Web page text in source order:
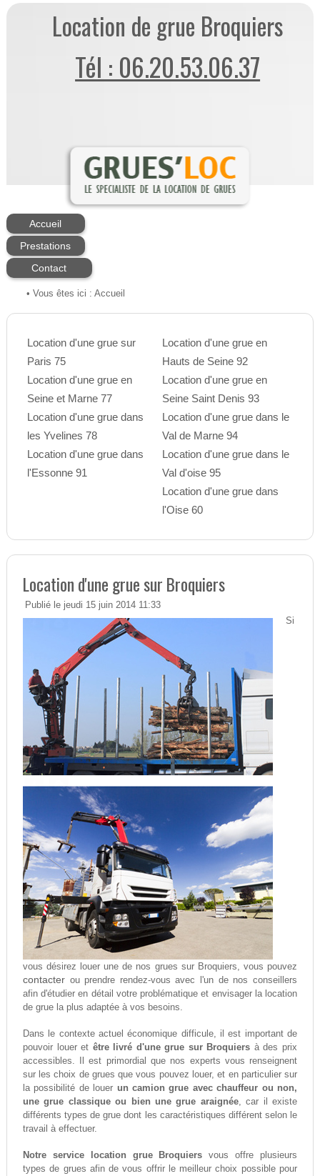
Location de grue Broquiers
Tél : 06.20.53.06.37
Accueil
Prestations
Contact
• Vous êtes ici : Accueil
Location d'une grue sur
Paris 75
Location d'une grue en
Seine et Marne 77
Location d'une grue dans
les Yvelines 78
Location d'une grue dans
l'Essonne 91
Location d'une grue en
Hauts de Seine 92
Location d'une grue en
Seine Saint Denis 93
Location d'une grue dans le
Val de Marne 94
Location d'une grue dans le
Val d'oise 95
Location d'une grue dans
l'Oise 60
Location d'une grue sur Broquiers
Publié le jeudi 15 juin 2014 11:33
Si
vous désirez louer une de nos grues sur Broquiers, vous pouvez
contacterou prendre rendez-vous avec l'un de nos conseillers
afin d'étudier en détail votre problématique et envisager la location
de grue la plus adaptée à vos besoins.
Dans le contexte actuel économique difficule, il est important de
pouvoir louer et être livré d'une grue sur Broquiers à des prix
accessibles. Il est primordial que nos experts vous renseignent
sur les choix de grues que vous pouvez louer, et en particulier sur
la possibilité de louer un camion grue avec chauffeur ou non,
une grue classique ou bien une grue araignée, car il existe
différents types de grue dont les caractéristiques différent selon le
travail à effectuer.
Notre service location grue Broquiers vous offre plusieurs
types de grues afin de vous offrir le meilleur choix possible pour